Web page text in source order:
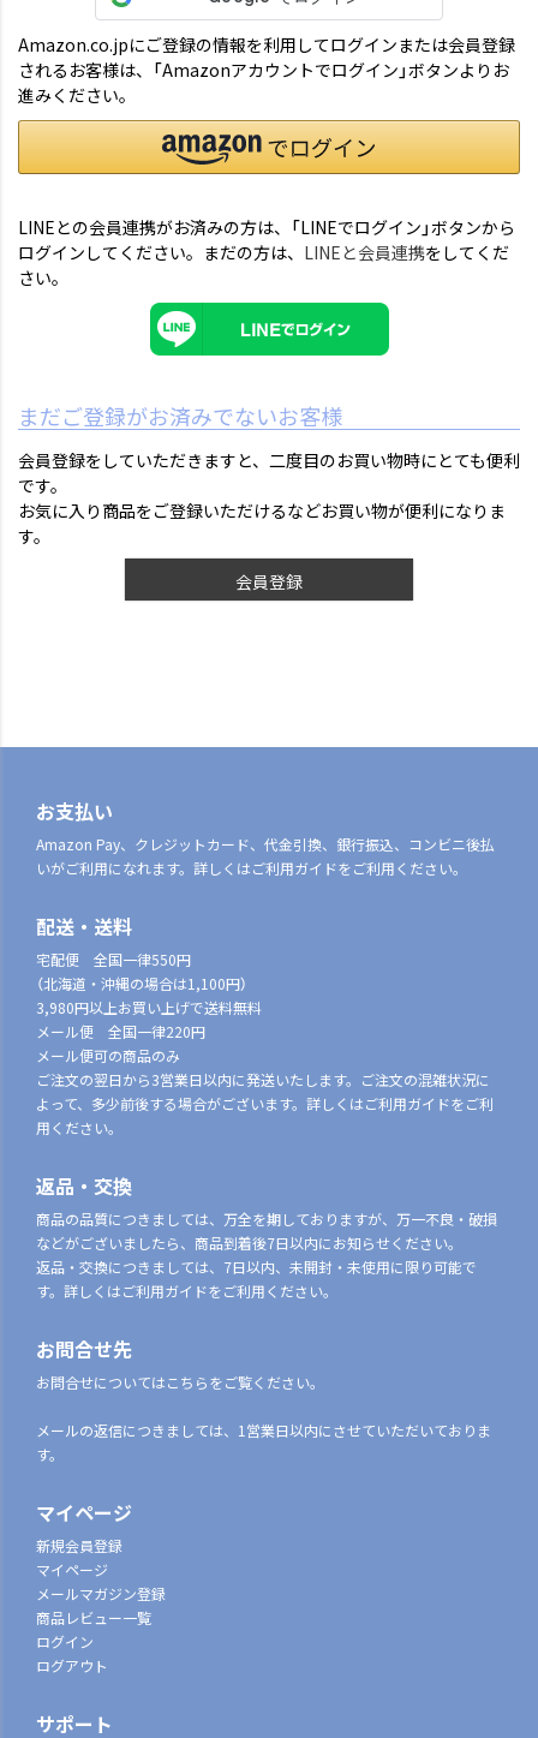
Amazon.co.jpにご登録の情報を利用してログインまたは会員登録
されるお客様は、「Amazonアカウントでログイン」ボタンよりお
進みください。
LINEとの会員連携がお済みの方は、「LINEでログイン」ボタンから
ログインしてください。まだの方は、 LINEと会員連携をしてくだ
さい。
まだご登録がお済みでないお客様
会員登録をしていただきますと、二度目のお買い物時にとても便利
です。
お気に入り商品をご登録いただけるなどお買い物が便利になりま
す。
会員登録
お支払い
Amazon Pay、クレジットカード、代金引換、銀行振込、コンビニ後払
いがご利用になれます。詳しくはご利用ガイドをご利用ください。
配送・送料
宅配便 全国一律550円
（北海道・沖縄の場合は1,100円）
3,980円以上お買い上げで送料無料
メール便 全国一律220円
メール便可の商品のみ
ご注文の翌日から3営業日以内に発送いたします。ご注文の混雑状況に
よって、多少前後する場合がございます。詳しくはご利用ガイドをご利
用ください。
返品・交換
商品の品質につきましては、万全を期しておりますが、万一不良・破損
などがございましたら、商品到着後7日以内にお知らせください。
返品・交換につきましては、7日以内、未開封・未使用に限り可能で
す。詳しくはご利用ガイドをご利用ください。
お問合せ先
お問合せについてはこちらをご覧ください。
メールの返信につきましては、1営業日以内にさせていただいておりま
す。
マイページ
新規会員登録
マイページ
メールマガジン登録
商品レビュー一覧
ログイン
ログアウト
サポート